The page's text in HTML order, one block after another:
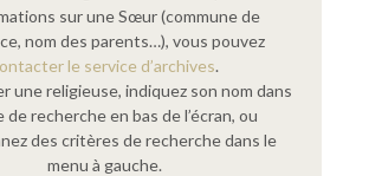
sur une Sœur (commune de
nom des parents…), vous pouvez
le service d’archives.
une religieuse, indiquez son nom dans
de recherche en bas de l’écran, ou
des critères de recherche dans le
menu à gauche.